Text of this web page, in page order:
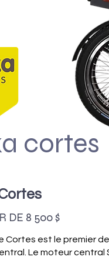
cortes
DE 8 500 $
Cortes est le premier
Le moteur central